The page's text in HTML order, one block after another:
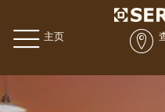
主页